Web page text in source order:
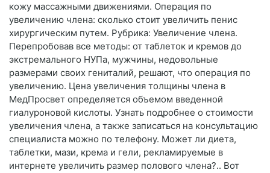
кожу массажными движениями. Операция по
увеличению члена: сколько стоит увеличить пенис
хирургическим путем. Рубрика: Увеличение члена.
Перепробовав все методы: от таблеток и кремов до
экстремального НУПа, мужчины, недовольные
размерами своих гениталий, решают, что операция по
увеличению. Цена увеличения толщины члена в
МедПросвет определяется объемом введенной
гиалуроновой кислоты. Узнать подробнее о стоимости
увеличения члена, а также записаться на консультацию
специалиста можно по телефону. Может ли диета,
таблетки, мази, крема и гели, рекламируемые в
интернете увеличить размер полового члена?.. Вот